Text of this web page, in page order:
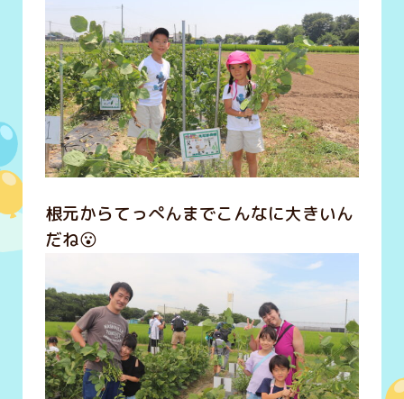
根元からてっぺんまでこんなに大きいん
だね😮